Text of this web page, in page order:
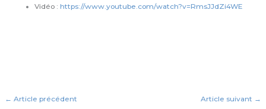
Vidéo :https://www.youtube.com/watch?v=RmsJJdZi4WE
← Article précédent Article suivant →